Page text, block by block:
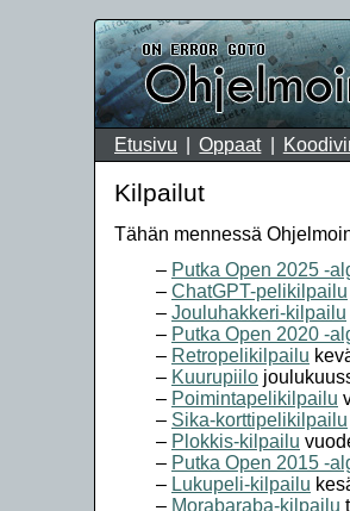
Etusivu Oppaat
Kilpailut
Tähän mennessä
Putka Open 2025 -
ChatGPT-pelikilpailu
Jouluhakkeri-kilpailu
Putka Open 2020 -
Retropelikilpailu
Kuurupiilo
Poimintapelikilpailu
Sika-korttipelikilpailu
Plokkis-kilpailu
Putka Open 2015 -
Lukupeli-kilpailu
Morabaraba-kilpailu